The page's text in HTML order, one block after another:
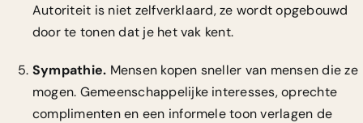
Autoriteit is niet zelfverklaard, ze wordt opgebouwd
door te tonen dat je het vak kent.
Sympathie. Mensen kopen sneller van mensen die ze
mogen. Gemeenschappelijke interesses, oprechte
complimenten en een informele toon verlagen de